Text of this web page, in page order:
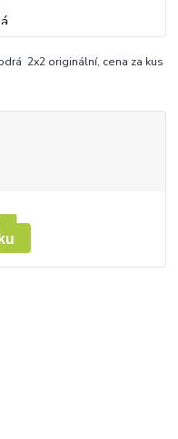
2x2 originální, cena za kus